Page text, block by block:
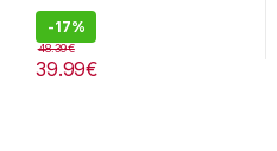
-17%
39.99€
48.39€